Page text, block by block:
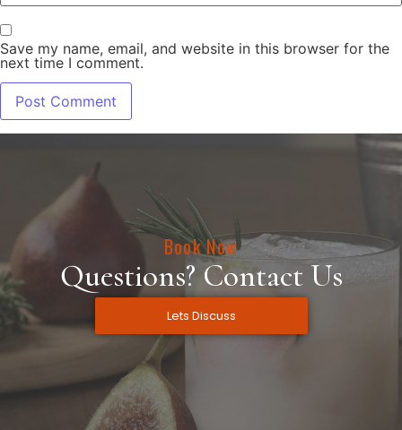
Save my name, email, and website in this browser for the
next time I comment.
Book Now
Questions? Contact Us
Lets Discuss